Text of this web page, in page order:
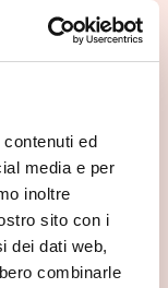
ed
media e per
inoltre
sito con i
dei dati web,
combinarle